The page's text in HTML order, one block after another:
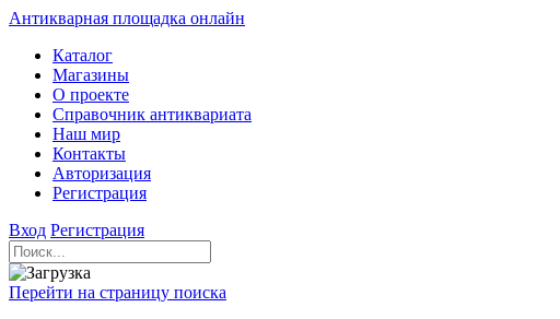
Антикварная площадка онлайн
Каталог
Магазины
О проекте
Справочник антиквариата
Наш мир
Контакты
Авторизация
Регистрация
Вход Регистрация
Перейти на страницу поиска